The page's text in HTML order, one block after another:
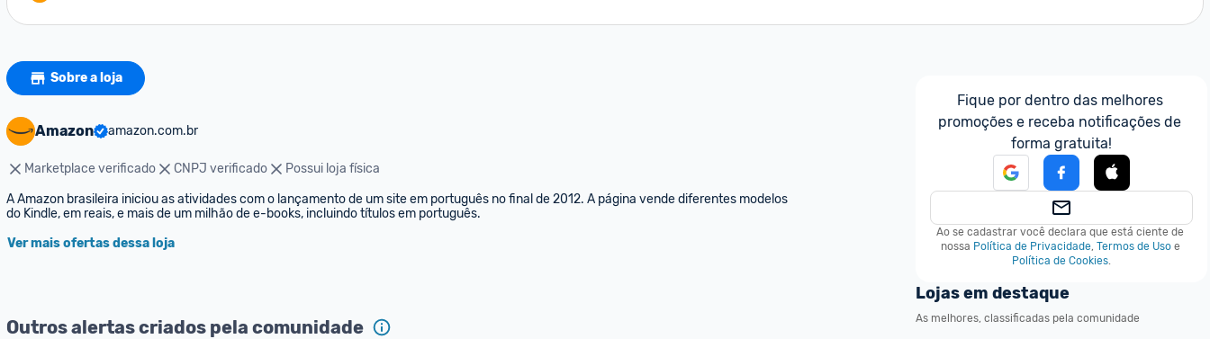
Sobre a loja
Amazon amazon.com.br
Marketplace verificado CNPJ verificado
Possui loja física
A Amazon brasileira iniciou as atividades com o lançamento de um site em português no final de 2012. A página vende diferentes modelos
do Kindle, em reais, e mais de um milhão de e-books, incluindo títulos em português.
Ver mais ofertas dessa loja
Outros alertas criados pela comunidade
Fique por dentro das melhores
promoções e receba notificações de
forma gratuita!
Ao se cadastrar você declara que está ciente de
nossa Política de Privacidade, Termos de Uso e
Política de Cookies.
Lojas em destaque
As melhores, classificadas pela comunidade